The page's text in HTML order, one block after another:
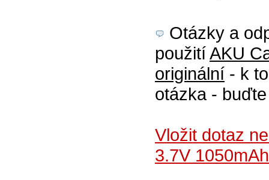
Otázky a
použitíAKU
originální - k
otázka -
Vložit dotaz
3.7V